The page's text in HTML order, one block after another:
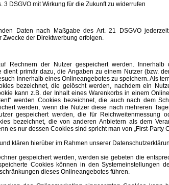
DSGVO mit Wirkung für die Zukunft zu widerrufen
Daten nach Maßgabe des Art. 21 DSGVO
der Direktwerbung erfolgen.
Rechnern der Nutzer gespeichert werden. Innerhalb
primär dazu, die Angaben zu einem Nutzer (bzw.
innerhalb eines Onlineangebotes zu speichern. Als
bezeichnet, die gelöscht werden, nachdem ein
kann z.B. der Inhalt eines Warenkorbs in einem
werden Cookies bezeichnet, die auch nach dem
werden, wenn die Nutzer diese nach mehreren
gespeichert werden, die für Reichweitenmessung
bezeichnet, die von anderen Anbietern als dem
es nur dessen Cookies sind spricht man von „First-Party
klären hierüber im Rahmen unserer
gespeichert werden, werden sie gebeten die
Cookies können in den Systemeinstellungen
dieses Onlineangebotes führen.